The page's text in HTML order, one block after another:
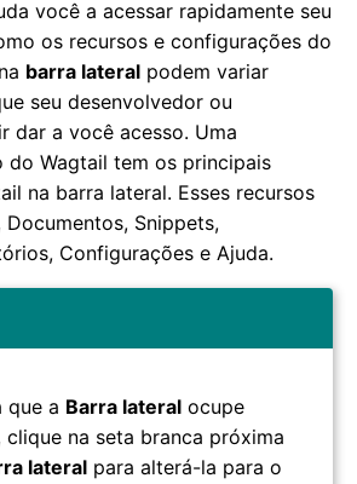
você a acessar rapidamente seu
os recursos e configurações do
barra lateral podem variar
seu desenvolvedor ou
dar a você acesso. Uma
do Wagtail tem os principais
na barra lateral. Esses recursos
Documentos, Snippets,
Configurações e Ajuda.
que a Barra lateral ocupe
clique na seta branca próxima
lateral para alterá-la para o